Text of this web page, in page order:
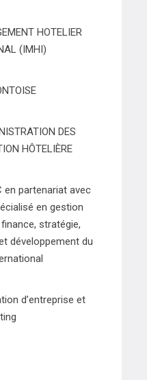
HOTELIER
(IMHI)
DES
HÔTELIÈRE
en partenariat avec
en gestion
stratégie,
développement du
d’entreprise et